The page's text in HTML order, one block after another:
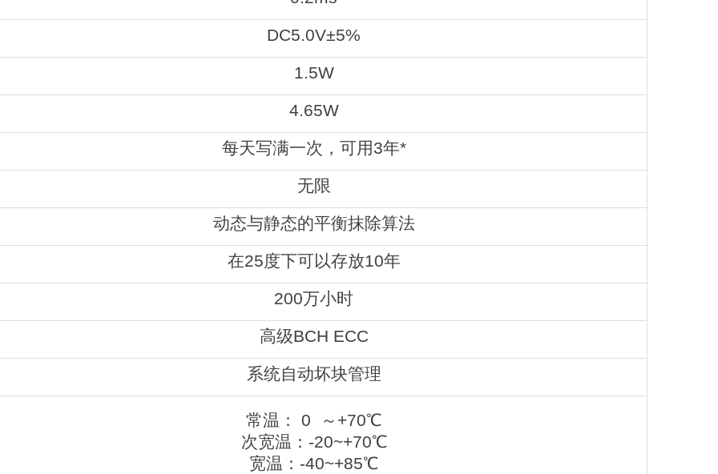
DC5.0V±5%
1.5W
4.65W
每天写满一次，可用3年*
无限
动态与静态的平衡抹除算法
在25度下可以存放10年
200万小时
高级BCH ECC
系统自动坏块管理
常温： 0 ～+70℃
次宽温：-20~+70℃
宽温：-40~+85℃